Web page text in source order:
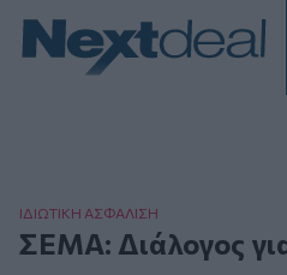
ΙΔΙΩΤΙΚΗ ΑΣΦAΛΙΣΗ
ΣΕΜΑ: Διάλογος